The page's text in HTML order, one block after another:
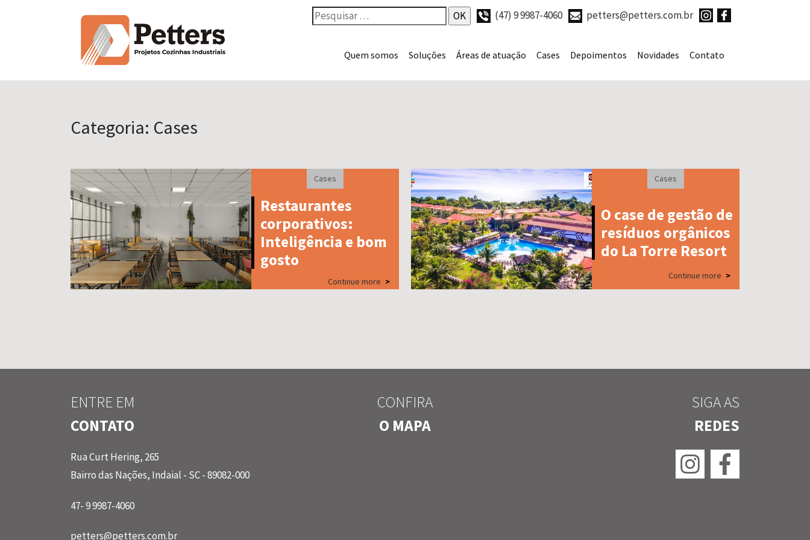
(47) 9 9987-4060 petters@petters.com.br
Quem somos Soluções Áreas de atuação Cases Depoimentos Novidades Contato
Categoria: Cases
Cases
Restaurantes
corporativos:
Inteligência e bom
gosto
Continue more >
Cases
O case de gestão de
resíduos orgânicos
do La Torre Resort
Continue more >
ENTRE EM
CONTATO
Rua Curt Hering, 265
Bairro das Nações, Indaial - SC - 89082-000
47- 9 9987-4060
petters@petters.com.br
CONFIRA
O MAPA
SIGA AS
REDES